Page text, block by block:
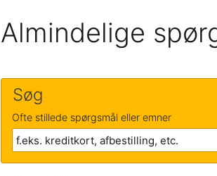
Almindelige
Søg
Ofte stillede spørgsmål eller emner